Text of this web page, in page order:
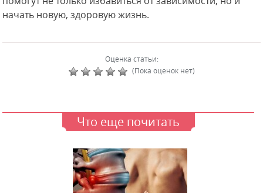
начать новую, здоровую жизнь.
Оценка статьи:
(Пока оценок нет)
Что еще почитать